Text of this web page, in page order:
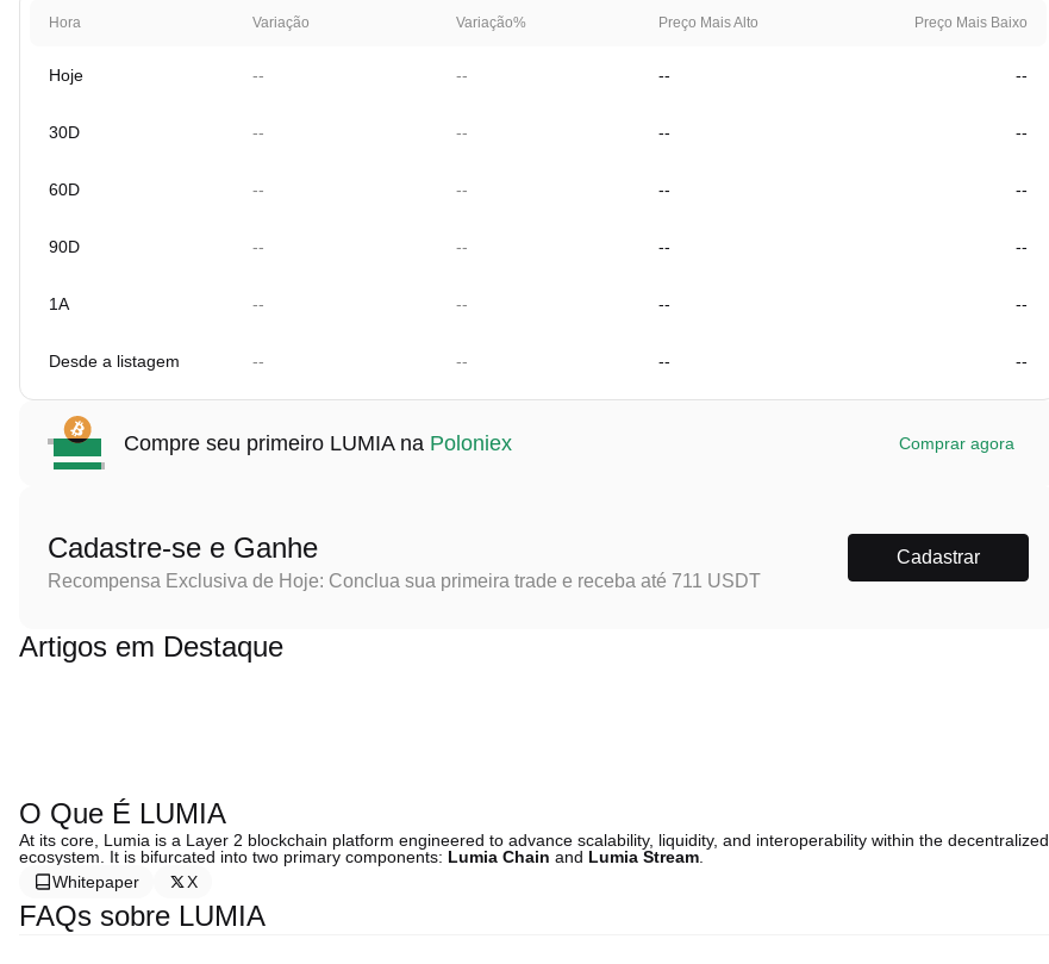
Hora Variação Variação% Preço Mais Alto Preço Mais Baixo
Hoje -- -- -- --
30D -- -- -- --
60D -- -- -- --
90D -- -- -- --
1A -- -- -- --
Desde a listagem -- -- -- --
Compre seu primeiro LUMIA na Poloniex Comprar agora
Cadastre-se e Ganhe
Recompensa Exclusiva de Hoje: Conclua sua primeira trade e receba até 711 USDT
Cadastrar
Artigos em Destaque
O Que É LUMIA
At its core, Lumia is a Layer 2 blockchain platform engineered to advance scalability, liquidity, and interoperability within the decentralized
ecosystem. It is bifurcated into two primary components: Lumia Chain and Lumia Stream
Whitepaper
X
FAQs sobre LUMIA